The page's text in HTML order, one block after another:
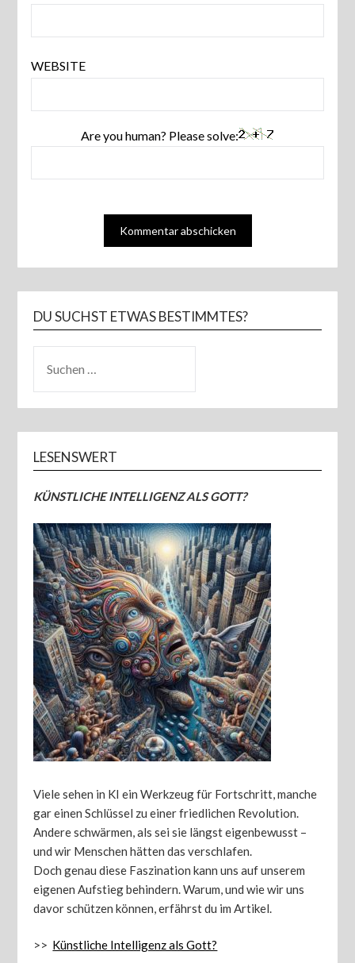
WEBSITE
Are you human? Please solve:
DU SUCHST ETWAS BESTIMMTES?
NACH:
LESENSWERT
KÜNSTLICHE INTELLIGENZ ALS GOTT?
Viele sehen in KI ein Werkzeug für Fortschritt, manche
gar einen Schlüssel zu einer friedlichen Revolution.
Andere schwärmen, als sei sie längst eigenbewusst –
und wir Menschen hätten das verschlafen.
Doch genau diese Faszination kann uns auf unserem
eigenen Aufstieg behindern. Warum, und wie wir uns
davor schützen können, erfährst du im Artikel.
>> Künstliche Intelligenz als Gott?